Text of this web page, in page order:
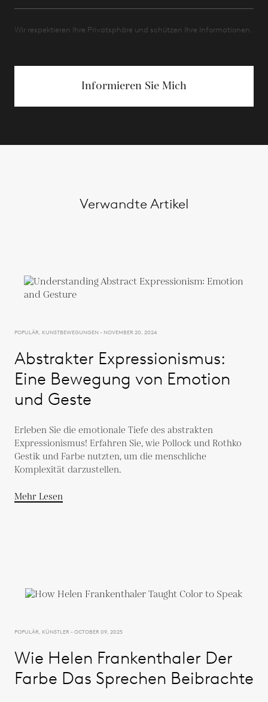
Wir respektieren Ihre Privatsphäre und schützen Ihre Informationen.
Informieren Sie Mich
Verwandte Artikel
POPULÄR, KUNSTBEWEGUNGEN - NOVEMBER 20, 2024
Abstrakter Expressionismus:
Eine Bewegung von Emotion
und Geste
Erleben Sie die emotionale Tiefe des abstrakten
Expressionismus! Erfahren Sie, wie Pollock und Rothko
Gestik und Farbe nutzten, um die menschliche
Komplexität darzustellen.
Mehr Lesen
POPULÄR, KÜNSTLER - OCTOBER 09, 2025
Wie Helen Frankenthaler Der
Farbe Das Sprechen Beibrachte